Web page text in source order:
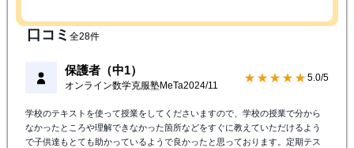
口コミ 全28件
保護者（中1）
オンライン数学克服塾MeTa2024/11
★★★★★ 5.0/5
学校のテキストを使って授業をしてくださいますので、学校の授業で分から
なかったところや理解できなかった箇所などをすぐに教えていただけるよう
で子供達もとても助かっているようで良かったと思っております。定期テス